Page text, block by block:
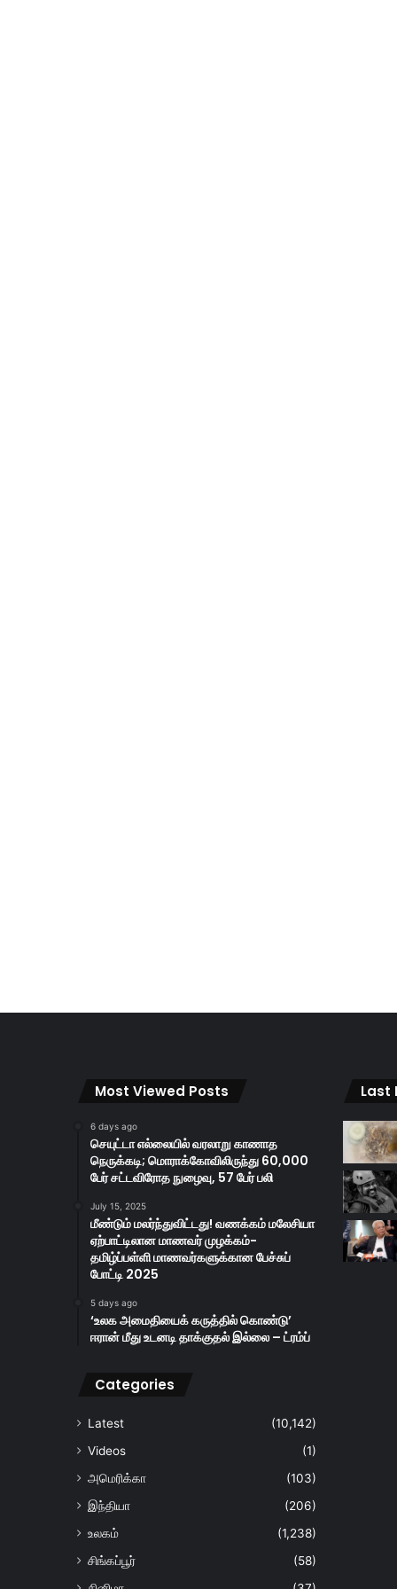
Most Viewed Posts
6 days ago
செயுட்டா எல்லையில் வரலாறு காணாத
நெருக்கடி; மொராக்கோவிலிருந்து 60,000
பேர் சட்டவிரோத நுழைவு, 57 பேர் பலி
July 15, 2025
மீண்டும் மலர்ந்துவிட்டது! வணக்கம் மலேசியா
ஏற்பாட்டிலான மாணவர் முழக்கம்-
தமிழ்ப்பள்ளி மாணவர்களுக்கான பேச்சுப்
போட்டி 2025
5 days ago
‘உலக அமைதியைக் கருத்தில் கொண்டு’
ஈரான் மீது உடனடி தாக்குதல் இல்லை – ட்ரம்ப்
Categories
Latest
(10,142)
Videos
(1)
அமெரிக்கா
(103)
இந்தியா
(206)
உலகம்
(1,238)
சிங்கப்பூர்
(58)
Last